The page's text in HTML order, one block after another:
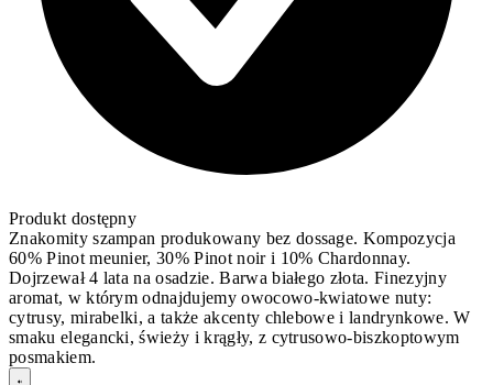
Produkt dostępny
Znakomity szampan produkowany bez dossage. Kompozycja
60% Pinot meunier, 30% Pinot noir i 10% Chardonnay.
Dojrzewał 4 lata na osadzie. Barwa białego złota. Finezyjny
aromat, w którym odnajdujemy owocowo-kwiatowe nuty:
cytrusy, mirabelki, a także akcenty chlebowe i landrynkowe. W
smaku elegancki, świeży i krągły, z cytrusowo-biszkoptowym
posmakiem.